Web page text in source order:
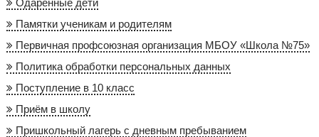
Одаренные дети
Памятки ученикам и родителям
Первичная профсоюзная организация МБОУ «Школа №75»
Политика обработки персональных данных
Поступление в 10 класс
Приём в школу
Пришкольный лагерь с дневным пребыванием